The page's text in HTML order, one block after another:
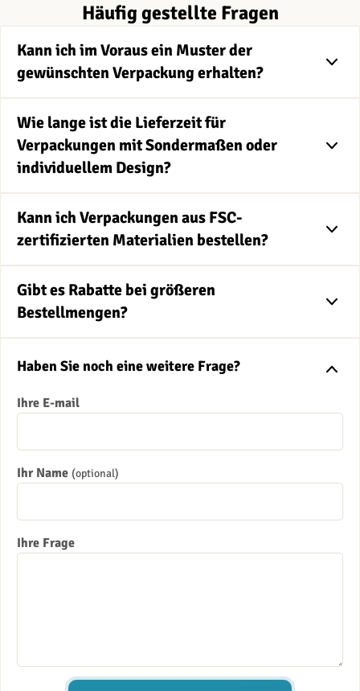
Häufig gestellte Fragen
Kann ich im Voraus ein Muster der
gewünschten Verpackung erhalten?
Wie lange ist die Lieferzeit für
Verpackungen mit Sondermaßen oder
individuellem Design?
Kann ich Verpackungen aus FSC-
zertifizierten Materialien bestellen?
Gibt es Rabatte bei größeren
Bestellmengen?
Haben Sie noch eine weitere Frage?
Ihre E-mail
Ihr Name (optional)
Ihre Frage